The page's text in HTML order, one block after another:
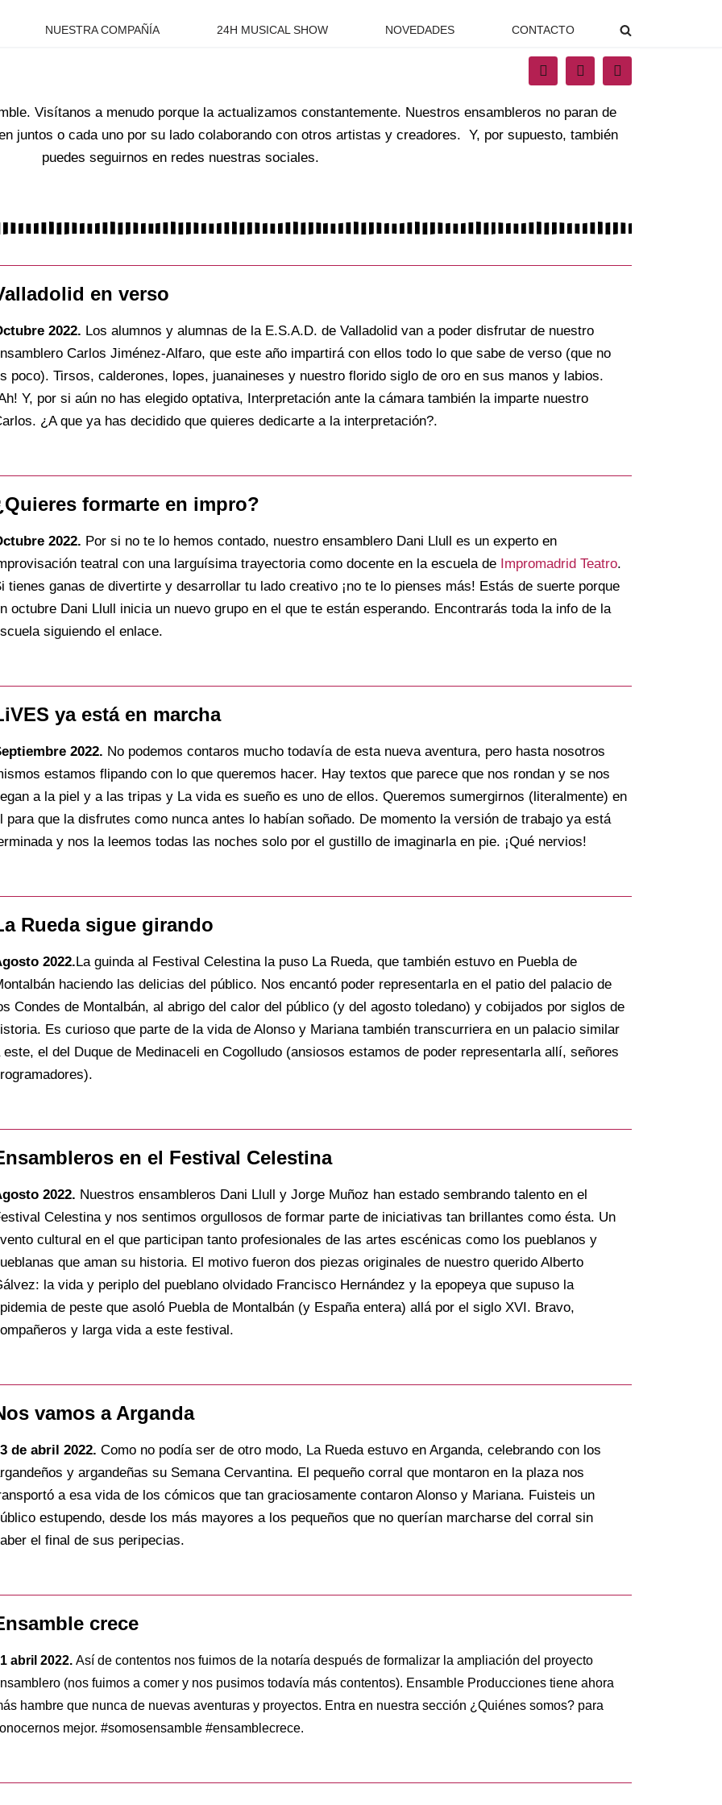
NUESTRA COMPAÑÍA 24H MUSICAL SHOW NOVEDADES CONTACTO
Visítanos a menudo porque la actualizamos constantemente. Nuestros ensambleros no paran de
juntos o cada uno por su lado colaborando con otros artistas y creadores. Y, por supuesto, también
puedes seguirnos en redes nuestras sociales.
en verso
2022. Los alumnos y alumnas de la E.S.A.D. de Valladolid van a poder disfrutar de nuestro
Carlos Jiménez-Alfaro, que este año impartirá con ellos todo lo que sabe de verso (que no
poco). Tirsos, calderones, lopes, juanaineses y nuestro florido siglo de oro en sus manos y labios.
Y, por si aún no has elegido optativa, Interpretación ante la cámara también la imparte nuestro
¿A que ya has decidido que quieres dedicarte a la interpretación?.
formarte en impro?
2022. Por si no te lo hemos contado, nuestro ensamblero Dani Llull es un experto en
teatral con una larguísima trayectoria como docente en la escuela de Impromadrid Teatro.
tienes ganas de divertirte y desarrollar tu lado creativo ¡no te lo pienses más! Estás de suerte porque
octubre Dani Llull inicia un nuevo grupo en el que te están esperando. Encontrarás toda la info de la
siguiendo el enlace.
ya está en marcha
2022. No podemos contaros mucho todavía de esta nueva aventura, pero hasta nosotros
estamos flipando con lo que queremos hacer. Hay textos que parece que nos rondan y se nos
a la piel y a las tripas y La vida es sueño es uno de ellos. Queremos sumergirnos (literalmente) en
para que la disfrutes como nunca antes lo habían soñado. De momento la versión de trabajo ya está
y nos la leemos todas las noches solo por el gustillo de imaginarla en pie. ¡Qué nervios!
Rueda sigue girando
2022. La guinda al Festival Celestina la puso La Rueda, que también estuvo en Puebla de
haciendo las delicias del público. Nos encantó poder representarla en el patio del palacio de
Condes de Montalbán, al abrigo del calor del público (y del agosto toledano) y cobijados por siglos de
Es curioso que parte de la vida de Alonso y Mariana también transcurriera en un palacio similar
este, el del Duque de Medinaceli en Cogolludo (ansiosos estamos de poder representarla allí, señores
en el Festival Celestina
2022. Nuestros ensambleros Dani Llull y Jorge Muñoz han estado sembrando talento en el
Celestina y nos sentimos orgullosos de formar parte de iniciativas tan brillantes como ésta. Un
cultural en el que participan tanto profesionales de las artes escénicas como los pueblanos y
que aman su historia. El motivo fueron dos piezas originales de nuestro querido Alberto
la vida y periplo del pueblano olvidado Francisco Hernández y la epopeya que supuso la
de peste que asoló Puebla de Montalbán (y España entera) allá por el siglo XVI. Bravo,
y larga vida a este festival.
vamos a Arganda
de abril 2022. Como no podía ser de otro modo, La Rueda estuvo en Arganda, celebrando con los
y argandeñas su Semana Cervantina. El pequeño corral que montaron en la plaza nos
a esa vida de los cómicos que tan graciosamente contaron Alonso y Mariana. Fuisteis un
estupendo, desde los más mayores a los pequeños que no querían marcharse del corral sin
el final de sus peripecias.
crece
abril 2022.Así de contentos nos fuimos de la notaría después de formalizar la ampliación del proyecto
(nos fuimos a comer y nos pusimos todavía más contentos). Ensamble Producciones tiene ahora
hambre que nunca de nuevas aventuras y proyectos. Entra en nuestra sección ¿Quiénes somos? para
mejor. #somosensamble #ensamblecrece.